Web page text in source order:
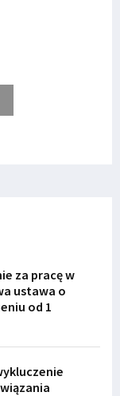
za pracę w
ustawa o
od 1